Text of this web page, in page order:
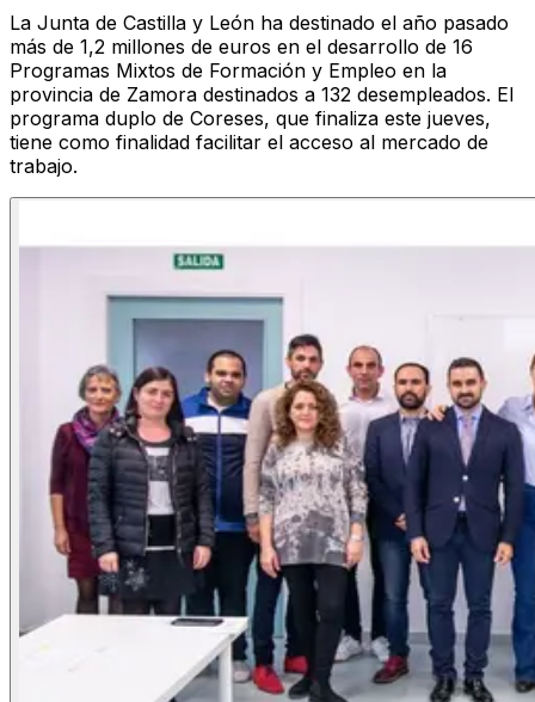
La Junta de Castilla y León ha destinado el año pasado
más de 1,2 millones de euros en el desarrollo de 16
Programas Mixtos de Formación y Empleo en la
provincia de Zamora destinados a 132 desempleados. El
programa duplo de Coreses, que finaliza este jueves,
tiene como finalidad facilitar el acceso al mercado de
trabajo.